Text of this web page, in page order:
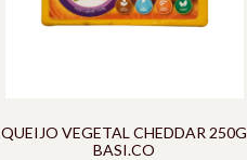
QUEIJO VEGETAL CHEDDAR 250G
BASI.CO